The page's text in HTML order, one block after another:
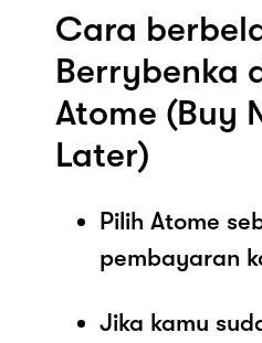
Cara
Berrybenka
Atome (Buy
Later)
Pilih Atome
pembayaran
Jika kamu